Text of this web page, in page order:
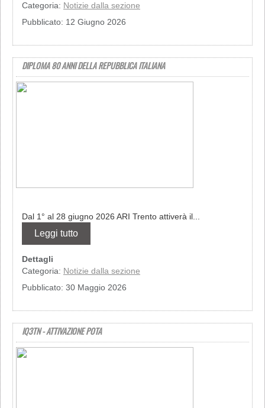
Categoria: Notizie dalla sezione
Pubblicato: 12 Giugno 2026
DIPLOMA 80 ANNI DELLA REPUBBLICA ITALIANA
Dal 1° al 28 giugno 2026 ARI Trento attiverà il...
Leggi tutto
Dettagli
Categoria: Notizie dalla sezione
Pubblicato: 30 Maggio 2026
IQ3TN - ATTIVAZIONE POTA